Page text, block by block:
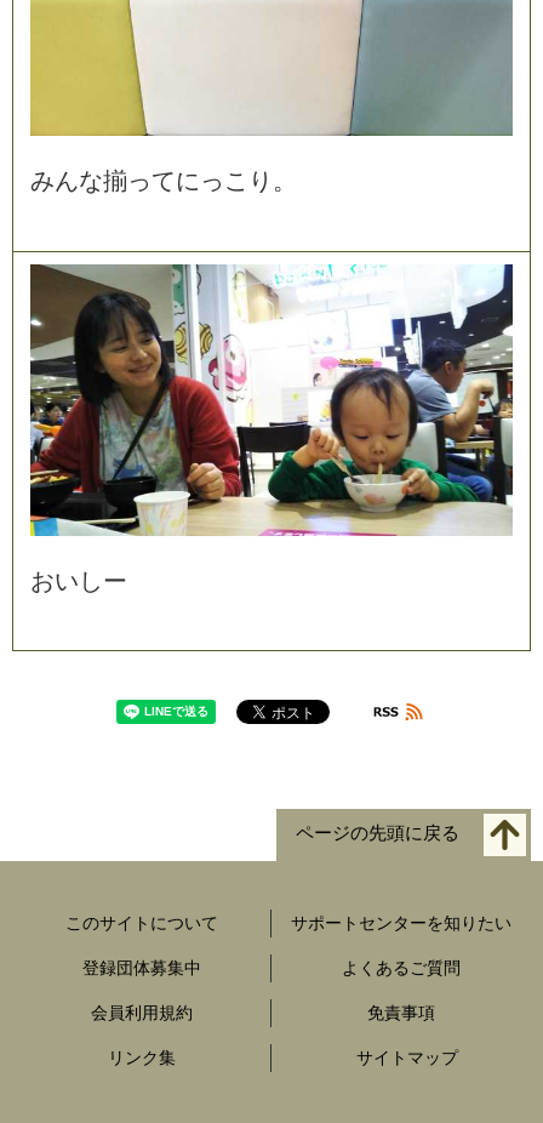
みんな揃ってに っ こ り 。
おい しー
ページの先頭に戻る
このサイトについて サポートセンターを知りたい
登録団体募集中 よくあるご質問
会員利用規約 免責事項
リンク集 サイトマップ